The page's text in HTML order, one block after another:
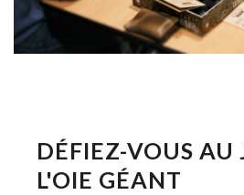
DÉFIEZ-VOUS AU
L'OIE GÉANT